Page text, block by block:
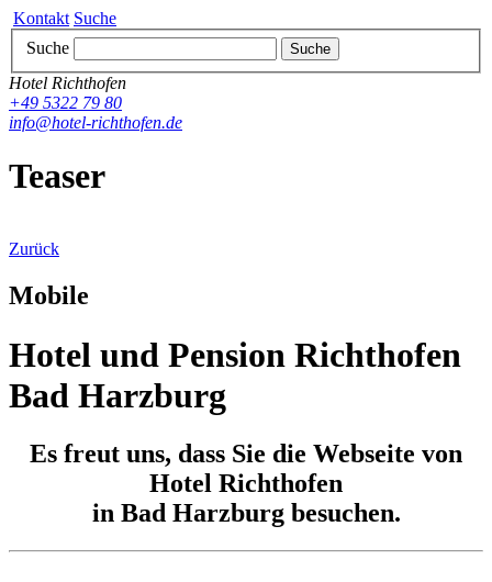
Kontakt Suche
Suche
Suche
Hotel Richthofen
+49 5322 79 80
info@hotel-richthofen.de
Teaser
Zurück
Mobile
Hotel und Pension Richthofen
Bad Harzburg
Es freut uns, dass Sie die Webseite von
Hotel Richthofen
in Bad Harzburg besuchen.